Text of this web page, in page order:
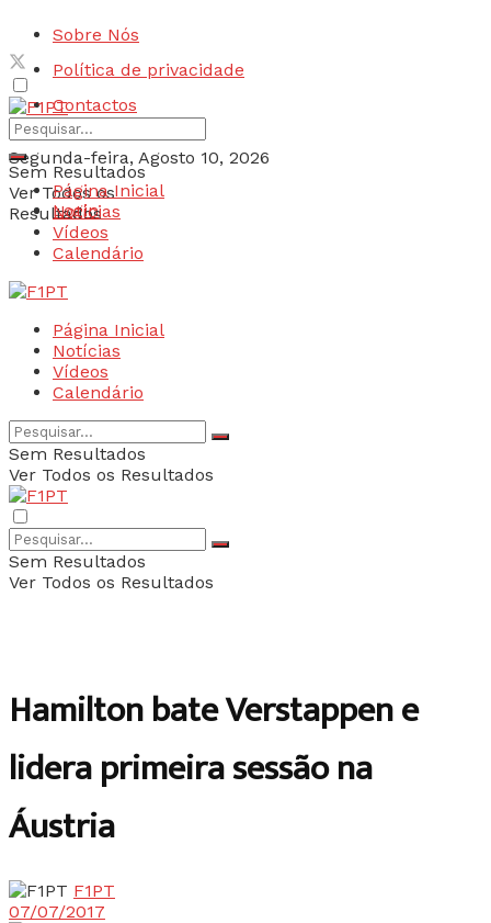
Sobre Nós
Política de privacidade
Contactos
Segunda-feira, Agosto 10, 2026
Login
Sem Resultados
Ver Todos os
Resultados
Página Inicial
Notícias
Vídeos
Calendário
Página Inicial
Notícias
Vídeos
Calendário
Sem Resultados
Ver Todos os Resultados
Sem Resultados
Ver Todos os Resultados
Hamilton bate Verstappen e
lidera primeira sessão na
Áustria
F1PT
07/07/2017